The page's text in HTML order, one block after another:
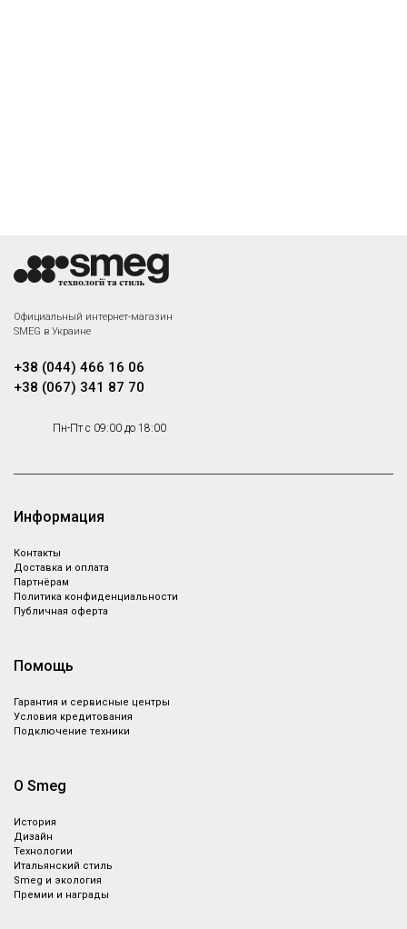
Официальный интернет-магазин
SMEG в Украине
+38 (044) 466 16 06
+38 (067) 341 87 70
Пн-Пт с 09:00 до 18:00
Информация
Контакты
Доставка и оплата
Партнёрам
Политика конфиденциальности
Публичная оферта
Помощь
Гарантия и сервисные центры
Условия кредитования
Подключение техники
О Smeg
История
Дизайн
Технологии
Итальянский стиль
Smeg и экология
Премии и награды